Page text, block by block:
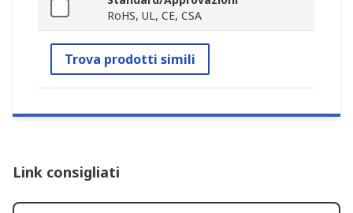
RoHS, UL, CE, CSA
Trova prodotti simili
Link consigliati